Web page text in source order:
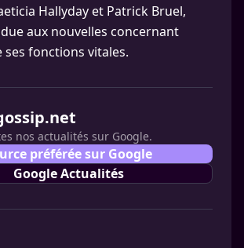
Hallyday et Patrick Bruel,
aux nouvelles concernant
ses fonctions vitales.
nos actualités sur Google.
préférée sur Google
Google Actualités